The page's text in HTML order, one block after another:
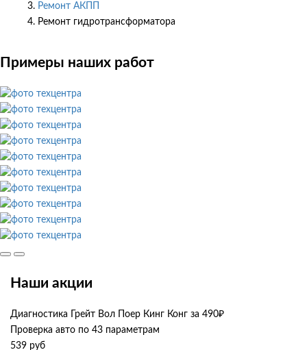
Ремонт АКПП
Ремонт гидротрансформатора
Примеры наших работ
Наши акции
Диагностика Грейт Вол Поер Кинг Конг за 490₽
Проверка авто по 43 параметрам
539 руб